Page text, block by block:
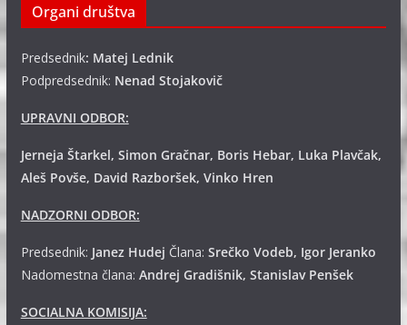
Organi društva
Predsednik: Matej Lednik
Podpredsednik: Nenad Stojakovič
UPRAVNI ODBOR:
Jerneja Štarkel, Simon Gračnar, Boris Hebar, Luka Plavčak,
Aleš Povše, David Razboršek, Vinko Hren
NADZORNI ODBOR:
Predsednik: Janez Hudej Člana: Srečko Vodeb, Igor Jeranko
Nadomestna člana: Andrej Gradišnik, Stanislav Penšek
SOCIALNA KOMISIJA: